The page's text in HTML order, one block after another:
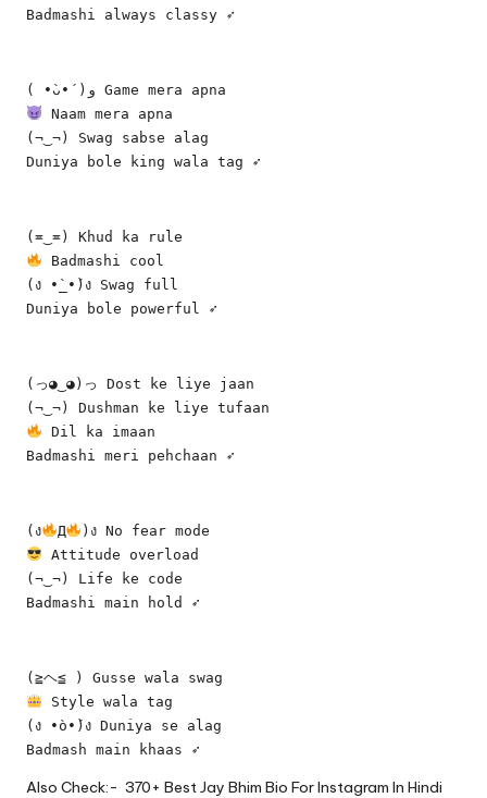
Badmashi always classy ➶
( •̀ᴗ•́ )و Game mera apna
Naam mera apna
(¬‿¬) Swag sabse alag
Duniya bole king wala tag ➶
(≖‿≖) Khud ka rule
Badmashi cool
(ง •̀_•́)ง Swag full
Duniya bole powerful ➶
(っ◕‿◕)っ Dost ke liye jaan
(¬‿¬) Dushman ke liye tufaan
Dil ka imaan
Badmashi meri pehchaan ➶
(ง Д
)ง No fear mode
Attitude overload
(¬‿¬) Life ke code
Badmashi main hold ➶
(≧ヘ≦ ) Gusse wala swag
Style wala tag
(ง •̀o•́)ง Duniya se alag
Badmash main khaas ➶
Also Check:- 370+ Best Jay Bhim Bio For Instagram In Hindi